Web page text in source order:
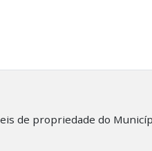
de propriedade do